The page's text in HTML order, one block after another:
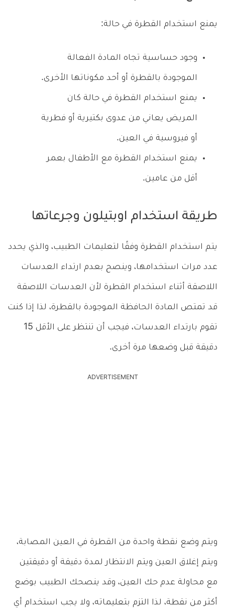
يمنع استخدام القطرة في حالة:
وجود حساسية تجاه المادة الفعالة
الموجودة بالقطرة أو أحد مكوناتها الأخرى.
يمنع استخدام القطرة في حالة كان
المريض يعاني من عدوى بكتيرية أو فطرية
أو فيروسية في العين.
يمنع استخدام القطرة مع الأطفال بعمر
أقل من عامين.
طريقة استخدام اوبتيلون وجرعاتها
يتم استخدام القطرة وفقًا لتعليمات الطبيب، والذي يحدد
عدد مرات استخدامها، وينصح بعدم ارتداء العدسات
اللاصقة أثناء استخدام القطرة لأن العدسات اللاصقة
قد تمتص المادة الحافظة الموجودة بالقطرة، لذا إذا كنت
تقوم بارتداء العدسات، فيجب أن تنتظر على الأقل 15
دقيقة قبل وضعها مرة أخرى.
ADVERTISEMENT
ويتم وضع نقطة واحدة من القطرة في العين المصابة،
ويتم إغلاق العين ويتم الانتظار لمدة دقيقة أو دقيقتين
مع محاولة عدم حك العين، وقد ينصحك الطبيب بوضع
أكثر من نقطة، لذا التزم بتعليماته، ولا يجب استخدام أي